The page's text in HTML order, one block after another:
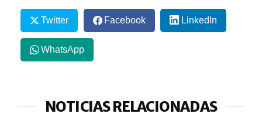
Twitter Facebook LinkedIn
WhatsApp
NOTICIAS RELACIONADAS